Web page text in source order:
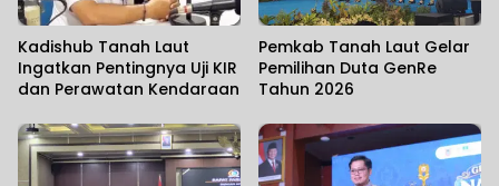
Kadishub Tanah Laut
Ingatkan Pentingnya Uji KIR
dan Perawatan Kendaraan
Pemkab Tanah Laut Gelar
Pemilihan Duta GenRe
Tahun 2026